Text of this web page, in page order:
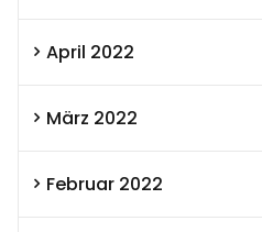
April 2022
März 2022
Februar 2022